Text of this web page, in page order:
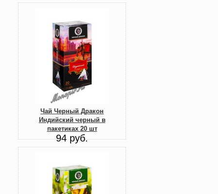
Чай Черный Дракон
Индийский черный в
пакетиках 20 шт
94 руб.